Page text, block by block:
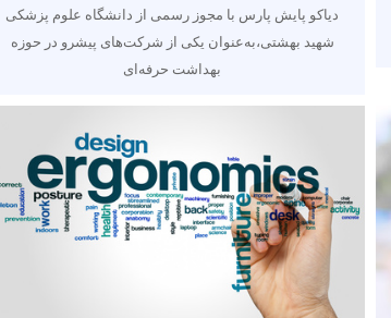
دیاکو پایش پارس با مجوز رسمی از دانشگاه علوم پزشکی
شهید بهشتی،به‌عنوان یکی از شرکت‌های پیشرو در حوزه
بهداشت حرفه‌ای